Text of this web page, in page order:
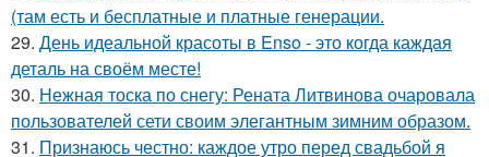
(там есть и бесплатные и платные генерации.
29. День идеальной красоты в Enso - это когда каждая
деталь на своём месте!
30. Нежная тоска по снегу: Рената Литвинова очаровала
пользователей сети своим элегантным зимним образом.
31. Признаюсь честно: каждое утро перед свадьбой я